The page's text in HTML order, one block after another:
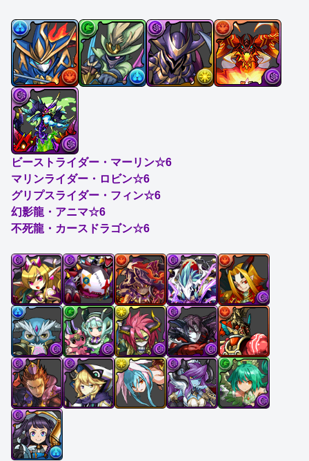
ビーストライダー・マーリン☆6
マリンライダー・ロビン☆6
グリプスライダー・フィン☆6
幻影龍・アニマ☆6
不死龍・カースドラゴン☆6